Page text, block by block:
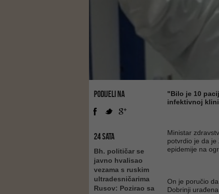
PODIJELI NA
24 SATA
Bh. političar se
javno hvalisao
vezama s ruskim
ultradesničarima
Rusov: Pozirao sa
"Bilo je 10
infektivnoj
Ministar
potvrdio je da je
epidemije na
On je poručio
Dobrinji